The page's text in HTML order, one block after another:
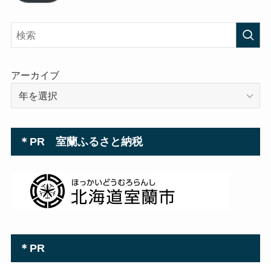
レ
ス
アーカイブ
＊PR 室蘭ふるさと納税
＊PR